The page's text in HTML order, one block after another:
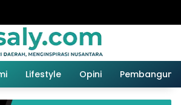
Lifestyle Opini